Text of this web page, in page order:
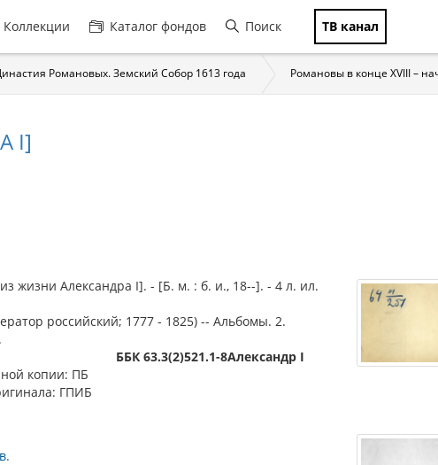
Коллекции Каталог фондов Поиск ТВ канал
Романовых. Земский Собор 1613 года Романовы в конце XVIII –
I]
жизни Александра I]. - [Б. м. : б. и., 18--]. - 4 л. ил.
российский; 1777 - 1825) -- Альбомы. 2.
ББК 63.3(2)521.1-8Александр I
копии: ПБ
ГПИБ